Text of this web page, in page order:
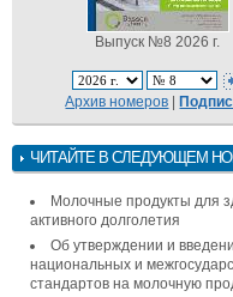
Выпуск №8 2026 г.
Архив номеров |
ЧИТАЙТЕ В СЛЕДУЮЩЕМ
Молочные продукты для
активного долголетия
Об утверждении и
национальных и
стандартов на молочную